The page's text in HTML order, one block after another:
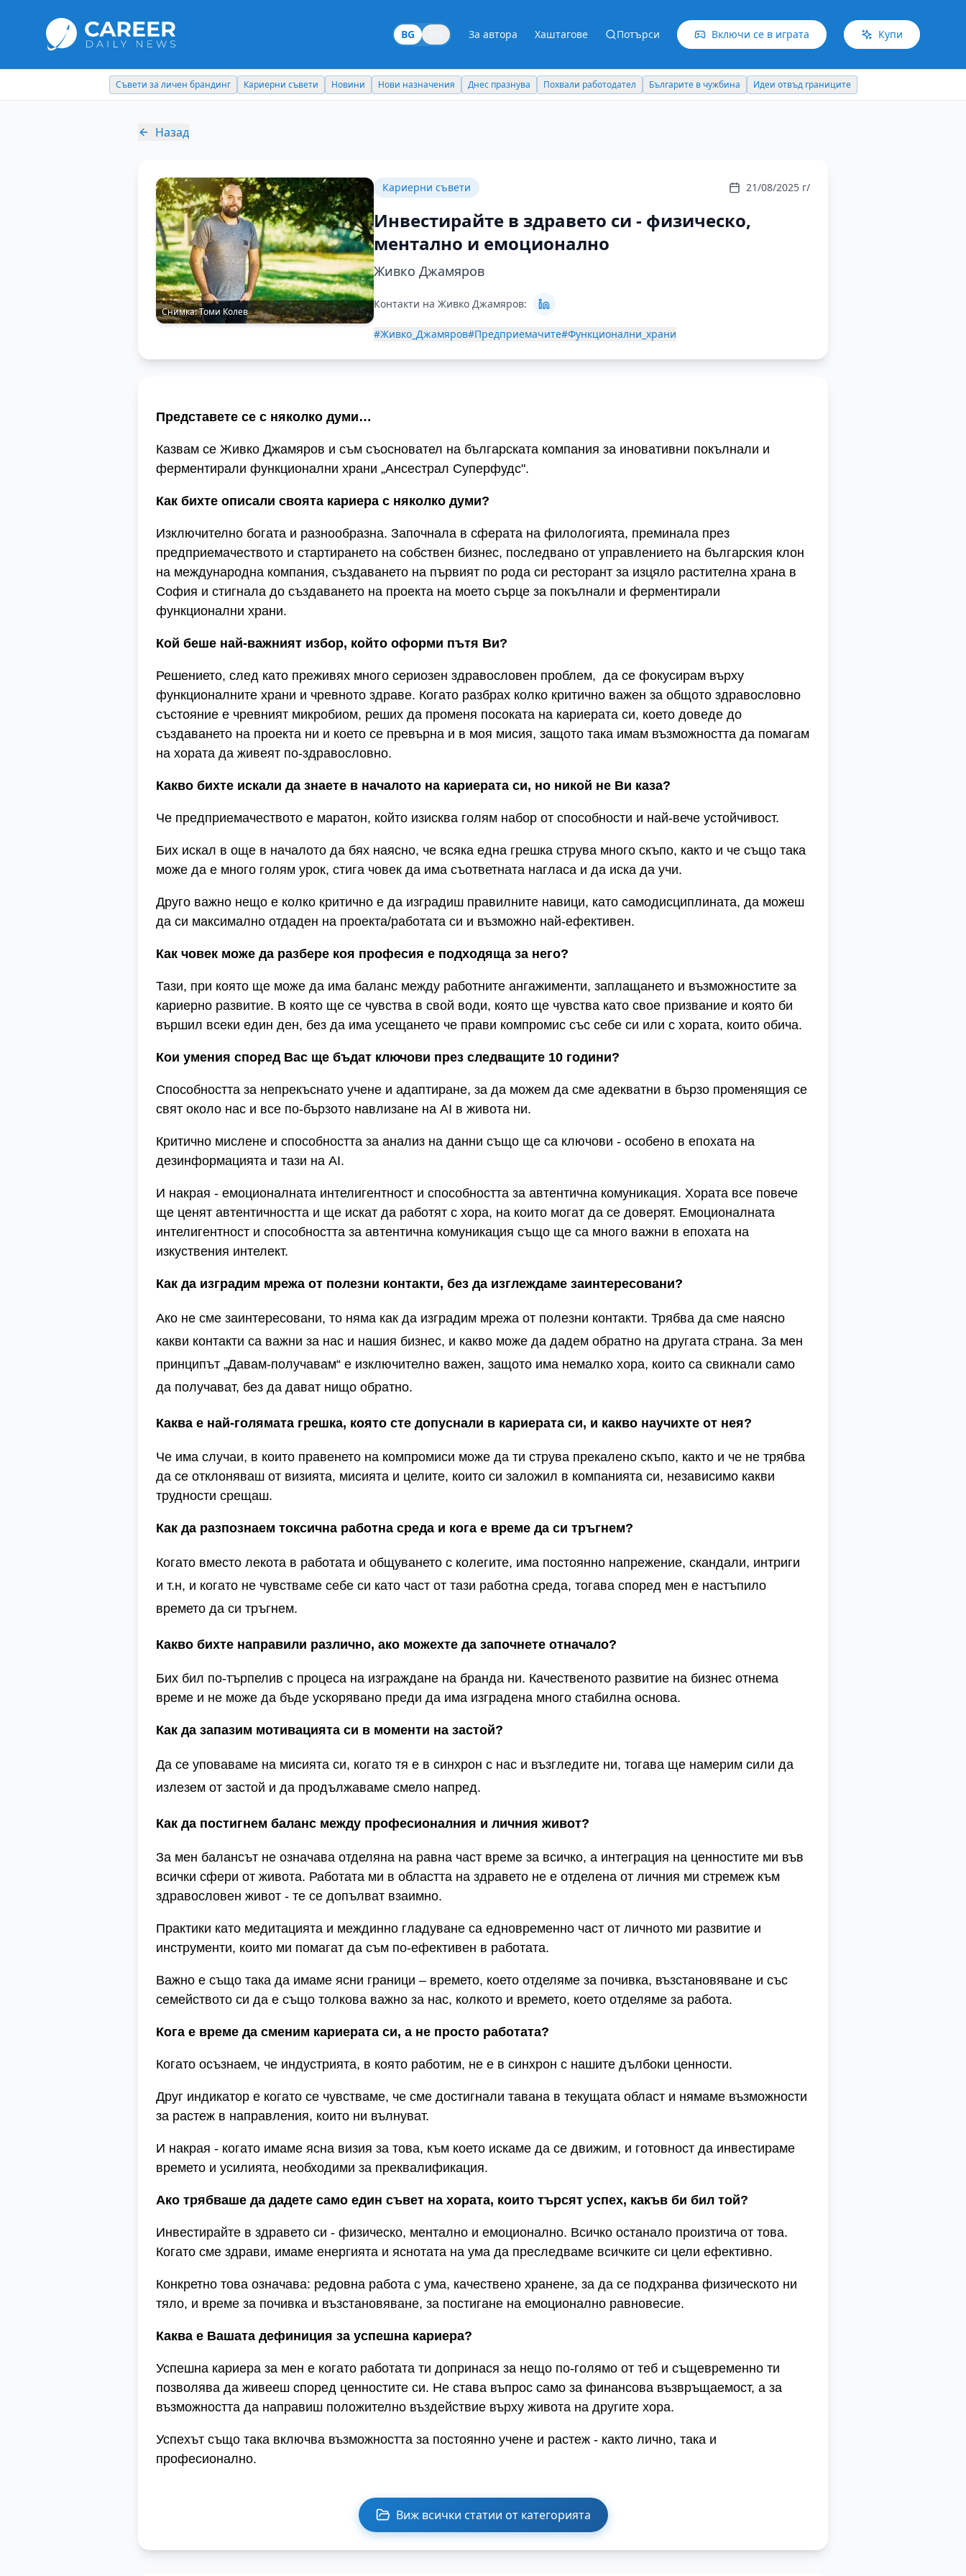
BG За автора Хаштагове Потърси Включи се в играта Купи
Съвети за личен брандинг Кариерни съвети Новини Нови назначения Днес празнува Похвали работодател Българите в чужбина Идеи отвъд границите
Назад
Снимка:Томи Колев
Кариерни съвети 21/08/2025 г/
Инвестирайте в здравето си - физическо,
ментално и емоционално
Живко Джамяров
Контакти на Живко Джамяров:
#Живко_Джамяров#Предприемачите#Функционални_храни
Представете се с няколко думи…
Казвам се Живко Джамяров и съм съосновател на българската компания за иновативни покълнали и
ферментирали функционални храни „Ансестрал Суперфудс".
Как бихте описали своята кариера с няколко думи?
Изключително богата и разнообразна. Започнала в сферата на филологията, преминала през
предприемачеството и стартирането на собствен бизнес, последвано от управлението на българския клон
на международна компания, създаването на първият по рода си ресторант за изцяло растителна храна в
София и стигнала до създаването на проекта на моето сърце за покълнали и ферментирали
функционални храни.
Кой беше най-важният избор, който оформи пътя Ви?
Решението, след като преживях много сериозен здравословен проблем, да се фокусирам върху
функционалните храни и чревното здраве. Когато разбрах колко критично важен за общото здравословно
състояние е чревният микробиом, реших да променя посоката на кариерата си, което доведе до
създаването на проекта ни и което се превърна и в моя мисия, защото така имам възможността да помагам
на хората да живеят по-здравословно.
Какво бихте искали да знаете в началото на кариерата си, но никой не Ви каза?
Че предприемачеството е маратон, който изисква голям набор от способности и най-вече устойчивост.
Бих искал в още в началото да бях наясно, че всяка една грешка струва много скъпо, както и че също така
може да е много голям урок, стига човек да има съответната нагласа и да иска да учи.
Друго важно нещо е колко критично е да изградиш правилните навици, като самодисциплината, да можеш
да си максимално отдаден на проекта/работата си и възможно най-ефективен.
Как човек може да разбере коя професия е подходяща за него?
Тази, при която ще може да има баланс между работните ангажименти, заплащането и възможностите за
кариерно развитие. В която ще се чувства в свой води, която ще чувства като свое призвание и която би
вършил всеки един ден, без да има усещането че прави компромис със себе си или с хората, които обича.
Кои умения според Вас ще бъдат ключови през следващите 10 години?
Способността за непрекъснато учене и адаптиране, за да можем да сме адекватни в бързо променящия се
свят около нас и все по-бързото навлизане на AI в живота ни.
Критично мислене и способността за анализ на данни също ще са ключови - особено в епохата на
дезинформацията и тази на AI.
И накрая - емоционалната интелигентност и способността за автентична комуникация. Хората все повече
ще ценят автентичността и ще искат да работят с хора, на които могат да се доверят. Емоционалната
интелигентност и способността за автентична комуникация също ще са много важни в епохата на
изкуствения интелект.
Как да изградим мрежа от полезни контакти, без да изглеждаме заинтересовани?
Ако не сме заинтересовани, то няма как да изградим мрежа от полезни контакти. Трябва да сме наясно
какви контакти са важни за нас и нашия бизнес, и какво може да дадем обратно на другата страна. За мен
принципът „Давам-получавам“ е изключително важен, защото има немалко хора, които са свикнали само
да получават, без да дават нищо обратно.
Каква е най-голямата грешка, която сте допуснали в кариерата си, и какво научихте от нея?
Че има случаи, в които правенето на компромиси може да ти струва прекалено скъпо, както и че не трябва
да се отклоняваш от визията, мисията и целите, които си заложил в компанията си, независимо какви
трудности срещаш.
Как да разпознаем токсична работна среда и кога е време да си тръгнем?
Когато вместо лекота в работата и общуването с колегите, има постоянно напрежение, скандали, интриги
и т.н, и когато не чувстваме себе си като част от тази работна среда, тогава според мен е настъпило
времето да си тръгнем.
Какво бихте направили различно, ако можехте да започнете отначало?
Бих бил по-търпелив с процеса на изграждане на бранда ни. Качественото развитие на бизнес отнема
време и не може да бъде ускорявано преди да има изградена много стабилна основа.
Как да запазим мотивацията си в моменти на застой?
Да се уповаваме на мисията си, когато тя е в синхрон с нас и възгледите ни, тогава ще намерим сили да
излезем от застой и да продължаваме смело напред.
Как да постигнем баланс между професионалния и личния живот?
За мен балансът не означава отделяна на равна част време за всичко, а интеграция на ценностите ми във
всички сфери от живота. Работата ми в областта на здравето не е отделена от личния ми стремеж към
здравословен живот - те се допълват взаимно.
Практики като медитацията и междинно гладуване са едновременно част от личното ми развитие и
инструменти, които ми помагат да съм по-ефективен в работата.
Важно е също така да имаме ясни граници – времето, което отделяме за почивка, възстановяване и със
семейството си да е също толкова важно за нас, колкото и времето, което отделяме за работа.
Кога е време да сменим кариерата си, а не просто работата?
Когато осъзнаем, че индустрията, в която работим, не е в синхрон с нашите дълбоки ценности.
Друг индикатор е когато се чувстваме, че сме достигнали тавана в текущата област и нямаме възможности
за растеж в направления, които ни вълнуват.
И накрая - когато имаме ясна визия за това, към което искаме да се движим, и готовност да инвестираме
времето и усилията, необходими за преквалификация.
Ако трябваше да дадете само един съвет на хората, които търсят успех, какъв би бил той?
Инвестирайте в здравето си - физическо, ментално и емоционално. Всичко останало произтича от това.
Когато сме здрави, имаме енергията и яснотата на ума да преследваме всичките си цели ефективно.
Конкретно това означава: редовна работа с ума, качествено хранене, за да се подхранва физическото ни
тяло, и време за почивка и възстановяване, за постигане на емоционално равновесие.
Каква е Вашата дефиниция за успешна кариера?
Успешна кариера за мен е когато работата ти допринася за нещо по-голямо от теб и същевременно ти
позволява да живееш според ценностите си. Не става въпрос само за финансова възвръщаемост, а за
възможността да направиш положително въздействие върху живота на другите хора.
Успехът също така включва възможността за постоянно учене и растеж - както лично, така и
професионално.
Виж всички статии от категорията